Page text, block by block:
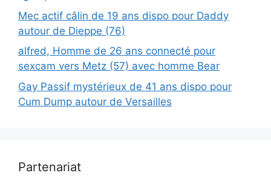
Mec actif câlin de 19 ans dispo pour Daddy
autour de Dieppe (76)
alfred, Homme de 26 ans connecté pour
sexcam vers Metz (57) avec homme Bear
Gay Passif mystérieux de 41 ans dispo pour
Cum Dump autour de Versailles
Partenariat